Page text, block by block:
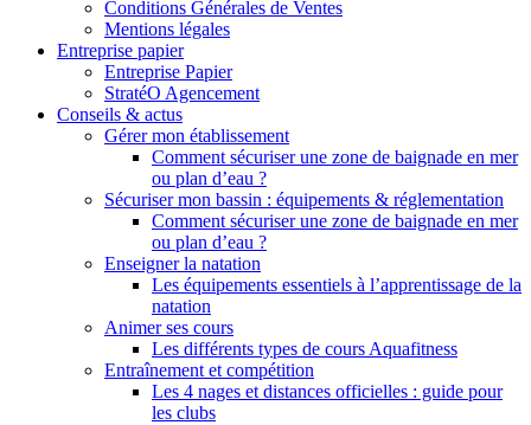
Conditions Générales de Ventes
Mentions légales
Entreprise papier
Entreprise Papier
StratéO Agencement
Conseils & actus
Gérer mon établissement
Comment sécuriser une zone de baignade en mer
ou plan d’eau ?
Sécuriser mon bassin : équipements & réglementation
Comment sécuriser une zone de baignade en mer
ou plan d’eau ?
Enseigner la natation
Les équipements essentiels à l’apprentissage de la
natation
Animer ses cours
Les différents types de cours Aquafitness
Entraînement et compétition
Les 4 nages et distances officielles : guide pour
les clubs